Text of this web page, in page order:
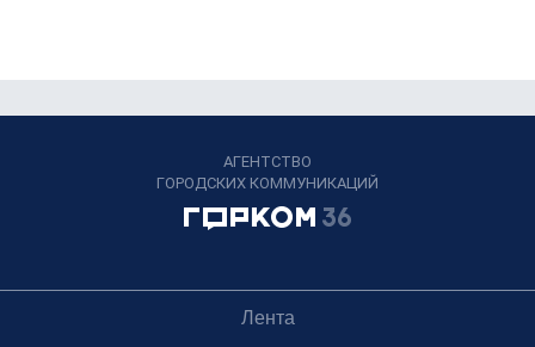
АГЕНТСТВО
ГОРОДСКИХ КОММУНИКАЦИЙ
Лента